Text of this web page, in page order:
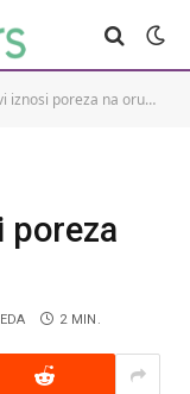
poreza na oružje u Srbiji
poreza
2 MIN.